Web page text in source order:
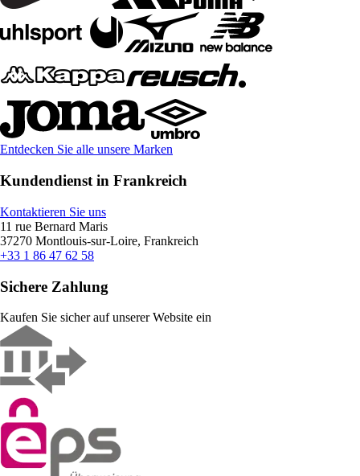
Entdecken Sie alle unsere Marken
Kundendienst in Frankreich
Kontaktieren Sie uns
11 rue Bernard Maris
37270 Montlouis-sur-Loire, Frankreich
+33 1 86 47 62 58
Sichere Zahlung
Kaufen Sie sicher auf unserer Website ein